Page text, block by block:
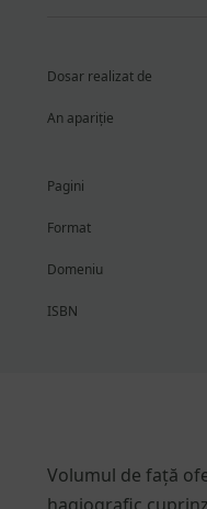
văzător
din
Sfântul
Dosar realizat de
An apariție
Pagini
Format
Domeniu
ISBN
Volumul de față
hagiografic